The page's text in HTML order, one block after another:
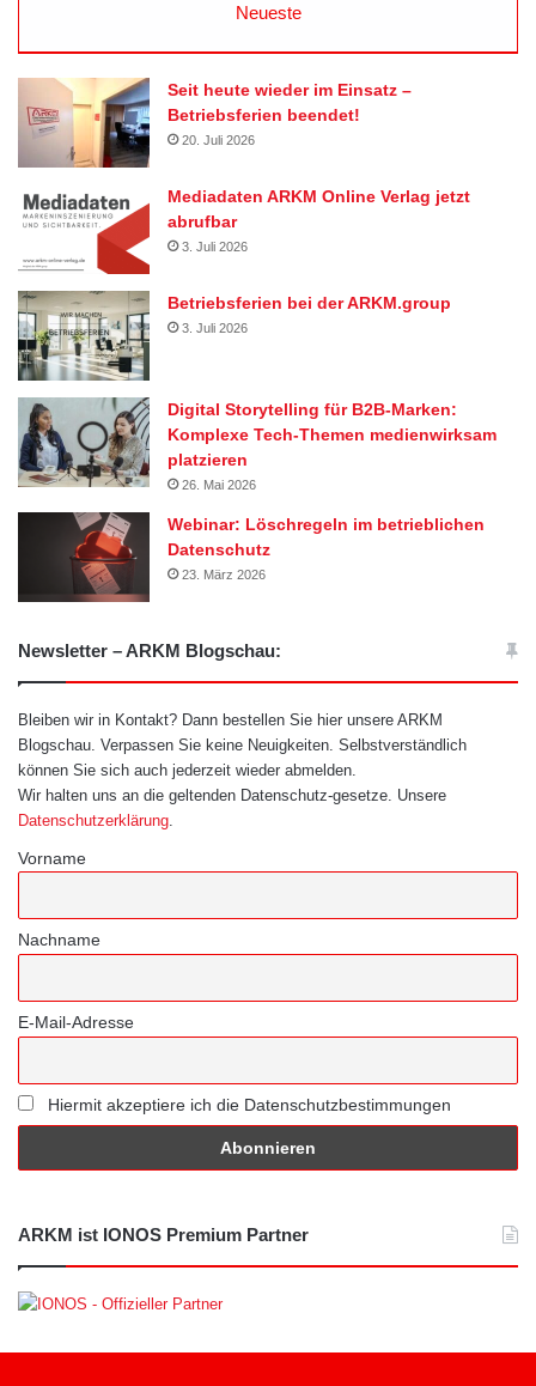
Neueste
Seit heute wieder im Einsatz –
Betriebsferien beendet!
20. Juli 2026
Mediadaten ARKM Online Verlag jetzt
abrufbar
3. Juli 2026
Betriebsferien bei der ARKM.group
3. Juli 2026
Digital Storytelling für B2B-Marken:
Komplexe Tech-Themen medienwirksam
platzieren
26. Mai 2026
Webinar: Löschregeln im betrieblichen
Datenschutz
23. März 2026
Newsletter – ARKM Blogschau:
Bleiben wir in Kontakt? Dann bestellen Sie hier unsere ARKM
Blogschau. Verpassen Sie keine Neuigkeiten. Selbstverständlich
können Sie sich auch jederzeit wieder abmelden.
Wir halten uns an die geltenden Datenschutz-gesetze. Unsere
Datenschutzerklärung
Vorname
Nachname
E-Mail-Adresse
Hiermit akzeptiere ich die Datenschutzbestimmungen
ARKM ist IONOS Premium Partner